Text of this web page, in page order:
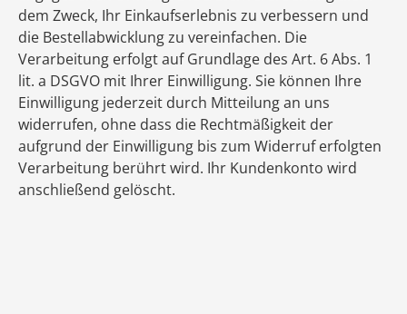
dem Zweck, Ihr Einkaufserlebnis zu verbessern und
die Bestellabwicklung zu vereinfachen. Die
Verarbeitung erfolgt auf Grundlage des Art. 6 Abs. 1
lit. a DSGVO mit Ihrer Einwilligung. Sie können Ihre
Einwilligung jederzeit durch Mitteilung an uns
widerrufen, ohne dass die Rechtmäßigkeit der
aufgrund der Einwilligung bis zum Widerruf erfolgten
Verarbeitung berührt wird. Ihr Kundenkonto wird
anschließend gelöscht.